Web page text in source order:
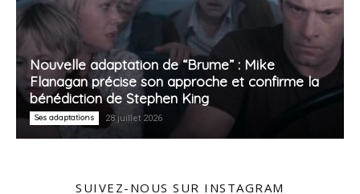
Nouvelle adaptation de “Brume” : Mike
Flanagan précise son approche et confirme la
bénédiction de Stephen King
Ses adaptations 28 juillet 2026
SUIVEZ-NOUS SUR INSTAGRAM